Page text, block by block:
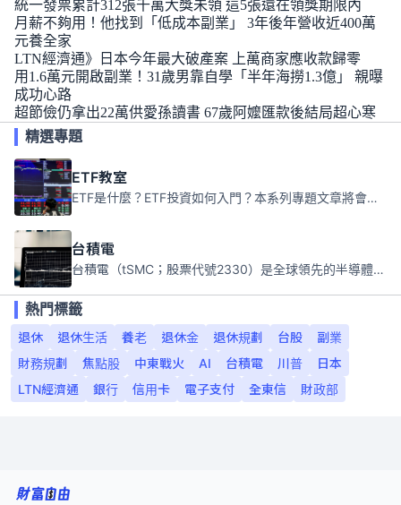
統一發票累計312張千萬大獎未領 這5張還在領獎期限內
月薪不夠用！他找到「低成本副業」 3年後年營收近400萬
元養全家
LTN經濟通》日本今年最大破產案 上萬商家應收款歸零
用1.6萬元開啟副業！31歲男靠自學「半年海撈1.3億」 親曝
成功心路
超節儉仍拿出22萬供愛孫讀書 67歲阿嬤匯款後結局超心寒
精選專題
ETF教室
ETF是什麼？ETF投資如何入門？本系列專題文章將會告訴你新手必須知道的ETF基礎知識。
台積電
台積電（tSMC；股票代號2330）是全球領先的半導體代工公司，成立於1987年，總部位於台灣新竹。且已於美國、日本、德國及中國設廠，台積電是全球首家專業積體電路製造服務公司，也是全球最先進和最大規模的半導體代工廠。
熱門標籤
退休
退休生活 養老 退休金 退休規劃 台股
副業
財務規劃
焦點股 中東戰火 AI 台積電 川普
日本
LTN經濟通
銀行 信用卡 電子支付 全東信 財政部